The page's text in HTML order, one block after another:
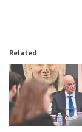
Related